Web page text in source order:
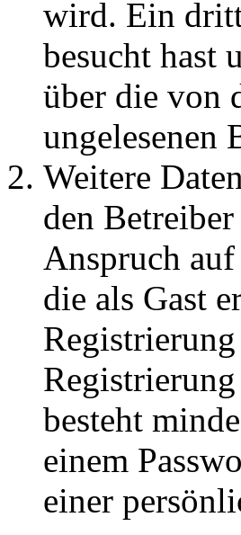
wird. Ein
besucht hast
über die von
ungelesenen
Weitere
den
Anspruch
die als Gast
besteht
einem
einer